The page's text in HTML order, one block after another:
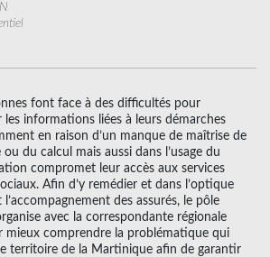
font face à des difficultés pour
informations liées à leurs démarches
en raison d’un manque de maîtrise de
ou du calcul mais aussi dans l’usage du
compromet leur accès aux services
Afin d’y remédier et dans l’optique
l’accompagnement des assurés, le pôle
avec la correspondante régionale
mieux comprendre la problématique qui
territoire de la Martinique afin de garantir